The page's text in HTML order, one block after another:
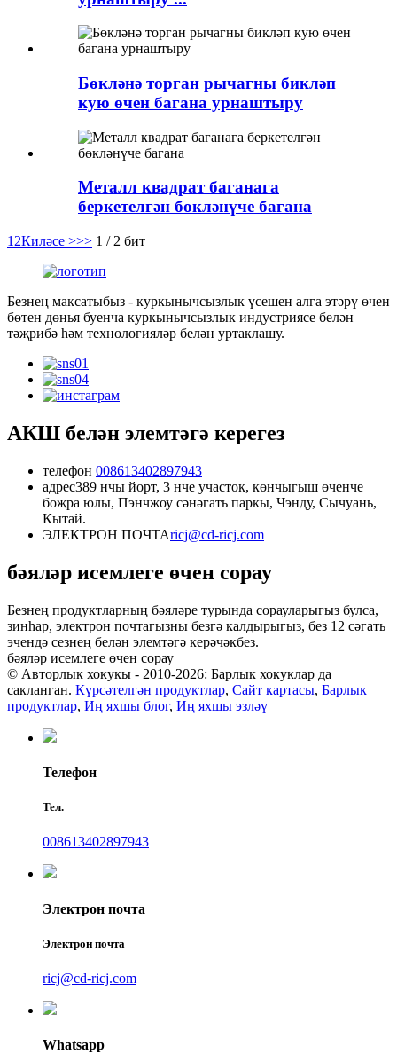
Бөкләнә торган рычагны бикләп
кую өчен багана урнаштыру
Металл квадрат баганага
беркетелгән бөкләнүче багана
1 2Киләсе >>> 1 / 2 бит
Безнең максатыбыз - куркынычсызлык үсешен алга этәрү өчен
бөтен дөнья буенча куркынычсызлык индустриясе белән
тәҗрибә һәм технологияләр белән уртаклашу.
АКШ белән элемтәгә керегез
телефон 008613402897943
адрес389 нчы йорт, 3 нче участок, көнчыгыш өченче
боҗра юлы, Пэнчжоу сәнәгать паркы, Чэнду, Сычуань,
Кытай.
ЭЛЕКТРОН ПОЧТАricj@cd-ricj.com
бәяләр исемлеге өчен сорау
Безнең продуктларның бәяләре турында сорауларыгыз булса,
зинһар, электрон почтагызны безгә калдырыгыз, без 12 сәгать
эчендә сезнең белән элемтәгә керәчәкбез.
бәяләр исемлеге өчен сорау
© Авторлык хокукы - 2010-2026: Барлык хокуклар да
сакланган. Күрсәтелгән продуктлар, Сайт картасы, Барлык
продуктлар, Иң яхшы блог, Иң яхшы эзләү
Телефон
Тел.
008613402897943
Электрон почта
Электрон почта
ricj@cd-ricj.com
Whatsapp